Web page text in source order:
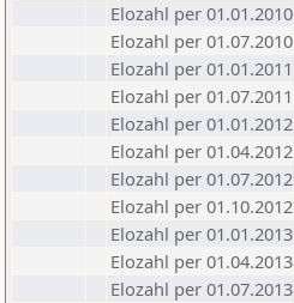
Elozahl per 01.01.2010
Elozahl per 01.07.2010
Elozahl per 01.01.2011
Elozahl per 01.07.2011
Elozahl per 01.01.2012
Elozahl per 01.04.2012
Elozahl per 01.07.2012
Elozahl per 01.10.2012
Elozahl per 01.01.2013
Elozahl per 01.04.2013
Elozahl per 01.07.2013